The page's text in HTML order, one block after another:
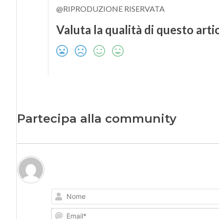
@RIPRODUZIONE RISERVATA
Valuta la qualità di questo
Partecipa alla community